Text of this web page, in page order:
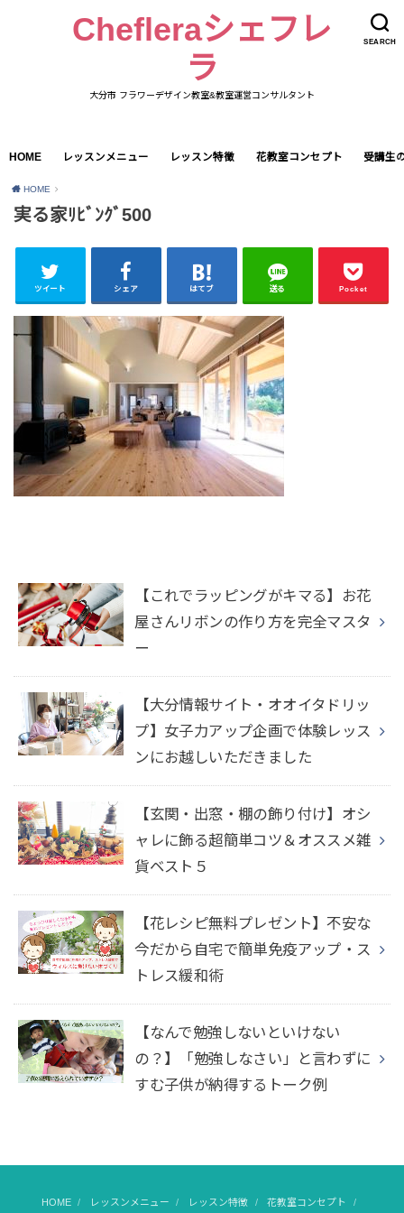
SEARCH
Chefleraシェフレ
ラ
大分市 フラワーデザイン教室&教室運営コンサルタント
HOME レッスンメニュー レッスン特徴 花教室コンセプト 受講生
HOME
実る家ﾘﾋﾞﾝｸﾞ500
ツイート シェア はてブ 送る Pocket
【これでラッピングがキマる】お花
屋さんリボンの作り方を完全マスタ
ー
【大分情報サイト・オオイタドリッ
プ】女子力アップ企画で体験レッス
ンにお越しいただきました
【玄関・出窓・棚の飾り付け】オシ
ャレに飾る超簡単コツ＆オススメ雑
貨ベスト５
【花レシピ無料プレゼント】不安な
今だから自宅で簡単免疫アップ・ス
トレス緩和術
【なんで勉強しないといけない
の？】「勉強しなさい」と言わずに
すむ子供が納得するトーク例
HOME レッスンメニュー レッスン特徴 花教室コンセプト